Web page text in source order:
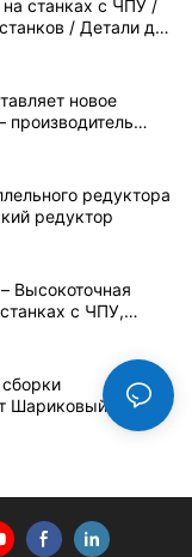
станках с ЧПУ /
/ Детали для
/ Пластиковые
новое
с ЧПУ
редуктора
редуктор
Высокоточная
с ЧПУ,
аэрокосмической
Шариковый